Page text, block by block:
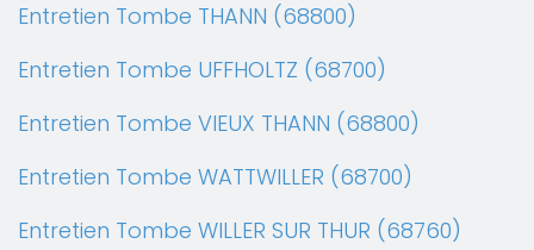
Entretien Tombe THANN (68800)
Entretien Tombe UFFHOLTZ (68700)
Entretien Tombe VIEUX THANN (68800)
Entretien Tombe WATTWILLER (68700)
Entretien Tombe WILLER SUR THUR (68760)